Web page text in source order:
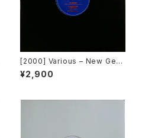
[2000] Various – New Gen
eration / Back To The "Dis
co" ~私もDiscoへ連れていっ
¥2,900